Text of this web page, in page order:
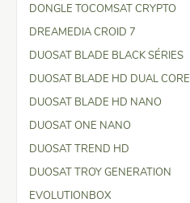
DONGLE TOCOMSAT CRYPTO
DREAMEDIA CROID 7
DUOSAT BLADE BLACK SÉRIES
DUOSAT BLADE HD DUAL CORE
DUOSAT BLADE HD NANO
DUOSAT ONE NANO
DUOSAT TREND HD
DUOSAT TROY GENERATION
EVOLUTIONBOX